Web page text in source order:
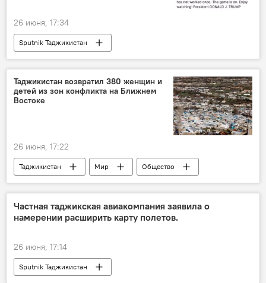
26 июня, 17:34
Sputnik Таджикистан
Таджикистан возвратил 380 женщин и
детей из зон конфликта на Ближнем
Востоке
26 июня, 17:22
Таджикистан Мир
Общество
Ближний Восток
Частная таджикская авиакомпания заявила о
намерении расширить карту полетов.
26 июня, 17:14
Sputnik Таджикистан